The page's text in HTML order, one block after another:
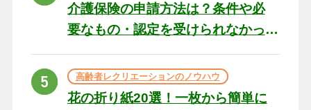
介護保険の申請方法は？条件や必
要なもの・認定を受けられなかっ
高齢者レクリエーションのノウハウ
花の折り紙20選！一枚から簡単に